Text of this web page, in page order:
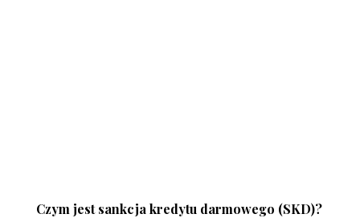
Czym jest sankcja kredytu darmowego (SKD)?